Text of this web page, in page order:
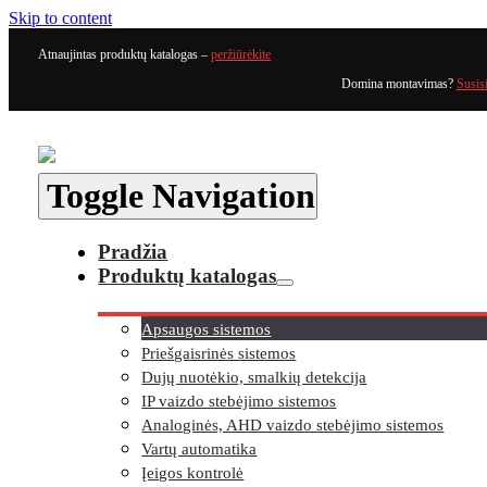
Skip to content
Atnaujintas produktų katalogas –peržiūrėkite
Domina montavimas?
Toggle Navigation
Pradžia
Produktų katalogas
Apsaugos sistemos
Priešgaisrinės sistemos
Dujų nuotėkio, smalkių detekcija
IP vaizdo stebėjimo sistemos
Analoginės, AHD vaizdo stebėjimo sistemos
Vartų automatika
Įeigos kontrolė